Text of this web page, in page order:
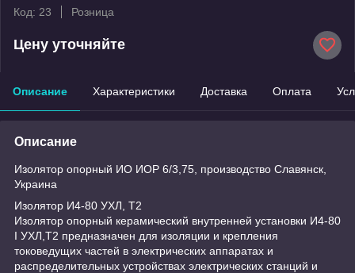
Код: 23
Розница
Цену уточняйте
Описание Характеристики Доставка Оплата
Описание
Изолятор опорный ИО ИОР 6/3,75, производство Славянск,
Украина
Изолятор И4-80 УХЛ, Т2
Изолятор опорный керамический внутренней установки И4-80
I УХЛ,Т2 предназначен для изоляции и крепления
токоведущих частей в электрических аппаратах и
распределительных устройствах электрических станций и